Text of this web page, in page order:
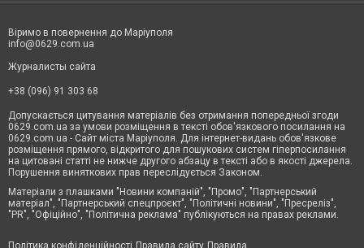
Віримо в повернення до Маріуполя
info@0629.com.ua
Журналисты сайта
+38 (096) 91 303 68
Допускається цитування матеріалів без отримання попередньої згоди
0629.com.ua за умови розміщення в тексті обов'язкового посилання на
0629.com.ua - Сайт міста Маріуполя. Для інтернет-видань обов'язкове
розміщення прямого, відкритого для пошукових систем гіперпосилання
на цитовані статті не нижче другого абзацу в тексті або в якості джерела.
Порушення виняткових прав переслідується Законом.
Матеріали з плашками "Новини компаній", "Промо", "Партнерський
матеріал", "Партнерський спецпроєкт", "Політичні новини", "Пресреліз",
"PR", "Офіційно", "Політична реклама" публікуються на правах реклами.
Політика конфіденційності Правила сайту Правила